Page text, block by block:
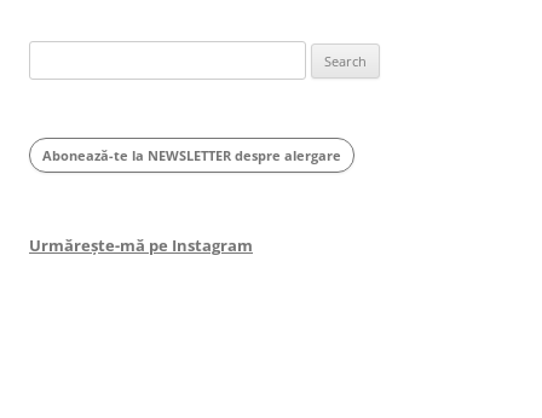
for:
Abonează-te la NEWSLETTER despre alergare
Urmărește-mă pe Instagram